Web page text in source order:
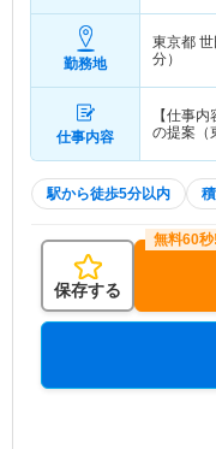
勤務地
東京都
分）
仕事内容
【仕事
の提案（
駅から徒歩5分以内
保存する